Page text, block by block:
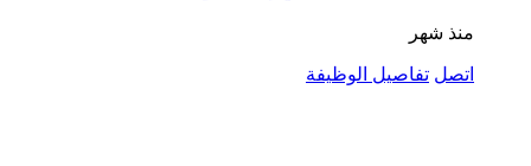
منذ شهر
اتصل تفاصيل الوظيفة